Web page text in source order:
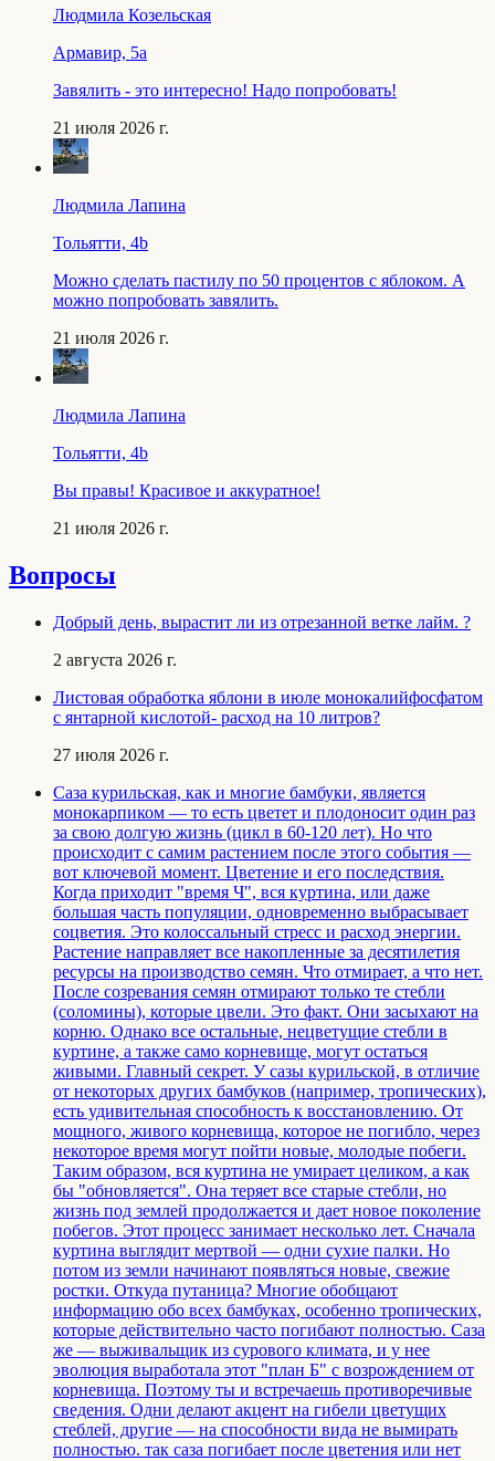
Людмила Козельская
Армавир, 5a
Завялить - это интересно! Надо попробовать!
21 июля 2026 г.
Людмила Лапина
Тольятти, 4b
Можно сделать пастилу по 50 процентов с яблоком. А
можно попробовать завялить.
21 июля 2026 г.
Людмила Лапина
Тольятти, 4b
Вы правы! Красивое и аккуратное!
21 июля 2026 г.
Вопросы
Добрый день, вырастит ли из отрезанной ветке лайм. ?
2 августа 2026 г.
Листовая обработка яблони в июле монокалийфосфатом
с янтарной кислотой- расход на 10 литров?
27 июля 2026 г.
Саза курильская, как и многие бамбуки, является
монокарпиком — то есть цветет и плодоносит один раз
за свою долгую жизнь (цикл в 60-120 лет). Но что
происходит с самим растением после этого события —
вот ключевой момент. Цветение и его последствия.
Когда приходит "время Ч", вся куртина, или даже
большая часть популяции, одновременно выбрасывает
соцветия. Это колоссальный стресс и расход энергии.
Растение направляет все накопленные за десятилетия
ресурсы на производство семян. Что отмирает, а что нет.
После созревания семян отмирают только те стебли
(соломины), которые цвели. Это факт. Они засыхают на
корню. Однако все остальные, нецветущие стебли в
куртине, а также само корневище, могут остаться
живыми. Главный секрет. У сазы курильской, в отличие
от некоторых других бамбуков (например, тропических),
есть удивительная способность к восстановлению. От
мощного, живого корневища, которое не погибло, через
некоторое время могут пойти новые, молодые побеги.
Таким образом, вся куртина не умирает целиком, а как
бы "обновляется". Она теряет все старые стебли, но
жизнь под землей продолжается и дает новое поколение
побегов. Этот процесс занимает несколько лет. Сначала
куртина выглядит мертвой — одни сухие палки. Но
потом из земли начинают появляться новые, свежие
ростки. Откуда путаница? Многие обобщают
информацию обо всех бамбуках, особенно тропических,
которые действительно часто погибают полностью. Саза
же — выживальщик из сурового климата, и у нее
эволюция выработала этот "план Б" с возрождением от
корневища. Поэтому ты и встречаешь противоречивые
сведения. Одни делают акцент на гибели цветущих
стеблей, другие — на способности вида не вымирать
полностью. так саза погибает после цветения или нет